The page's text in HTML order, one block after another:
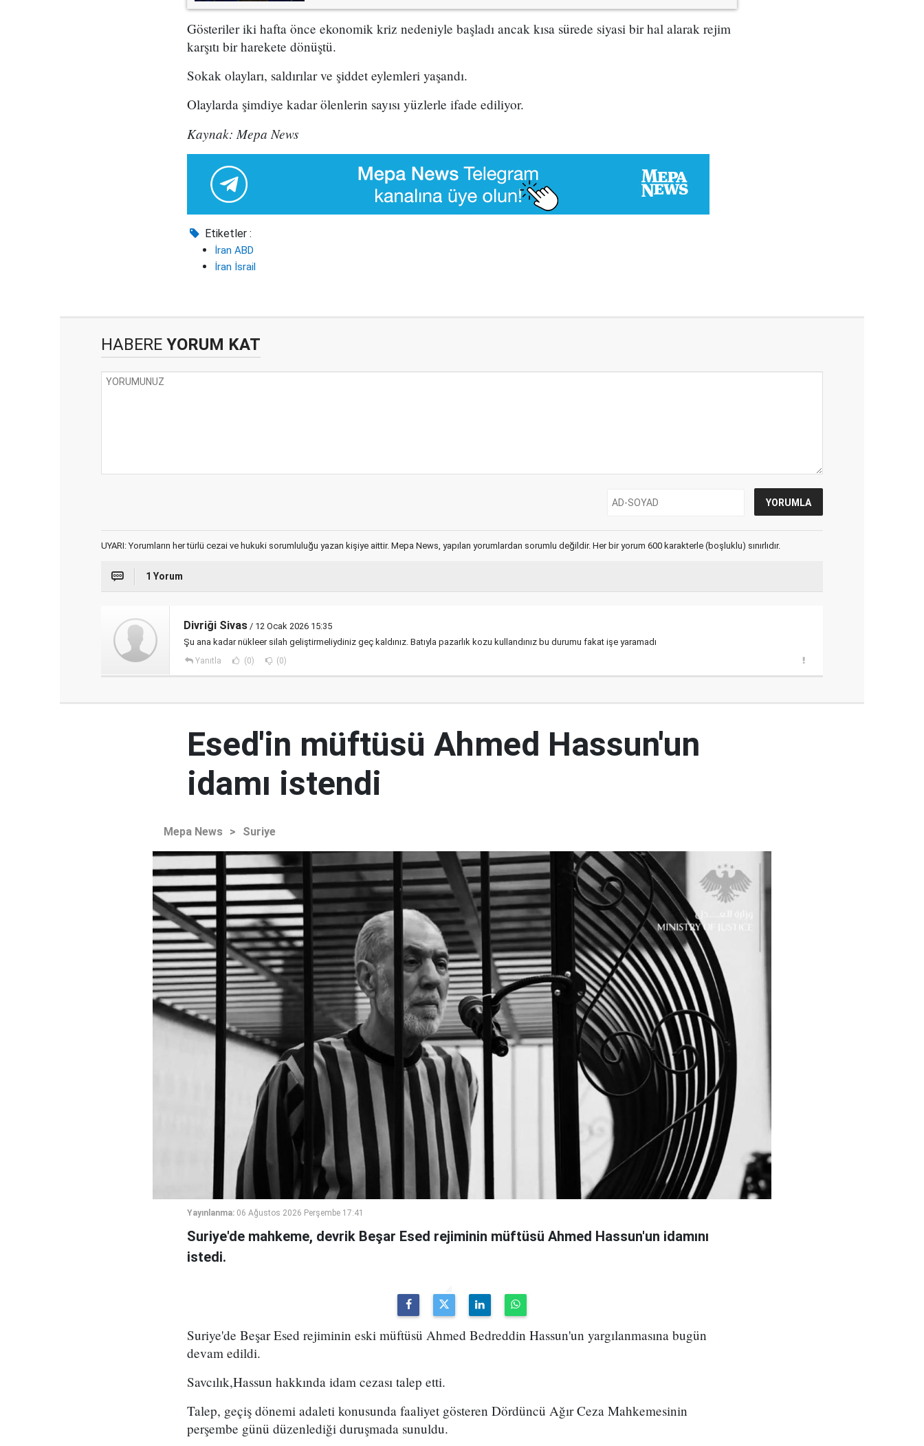
Gösteriler iki hafta önce ekonomik kriz nedeniyle başladı ancak kısa sürede siyasi bir hal alarak rejim
karşıtı bir harekete dönüştü.
Sokak olayları, saldırılar ve şiddet eylemleri yaşandı.
Olaylarda şimdiye kadar ölenlerin sayısı yüzlerle ifade ediliyor.
Kaynak: Mepa News
Etiketler :
İran ABD
İran İsrail
HABERE YORUM KAT
UYARI: Yorumların her türlü cezai ve hukuki sorumluluğu yazan kişiye aittir. Mepa News, yapılan yorumlardan sorumlu değildir. Her bir yorum 600 karakterle (boşluklu) sınırlıdır.
1 Yorum
Divriği Sivas / 12 Ocak 2026 15:35
Şu ana kadar nükleer silah geliştirmeliydiniz geç kaldınız. Batıyla pazarlık kozu kullandınız bu durumu fakat işe yaramadı
Yanıtla (0) (0)
Esed'in müftüsü Ahmed Hassun'un
idamı istendi
Mepa News > Suriye
Yayınlanma: 06 Ağustos 2026 Perşembe 17:41
Suriye'de mahkeme, devrik Beşar Esed rejiminin müftüsü Ahmed Hassun'un idamını
istedi.
Suriye'de Beşar Esed rejiminin eski müftüsü Ahmed Bedreddin Hassun'un yargılanmasına bugün
devam edildi.
Savcılık,Hassun hakkında idam cezası talep etti.
Talep, geçiş dönemi adaleti konusunda faaliyet gösteren Dördüncü Ağır Ceza Mahkemesinin
perşembe günü düzenlediği duruşmada sunuldu.